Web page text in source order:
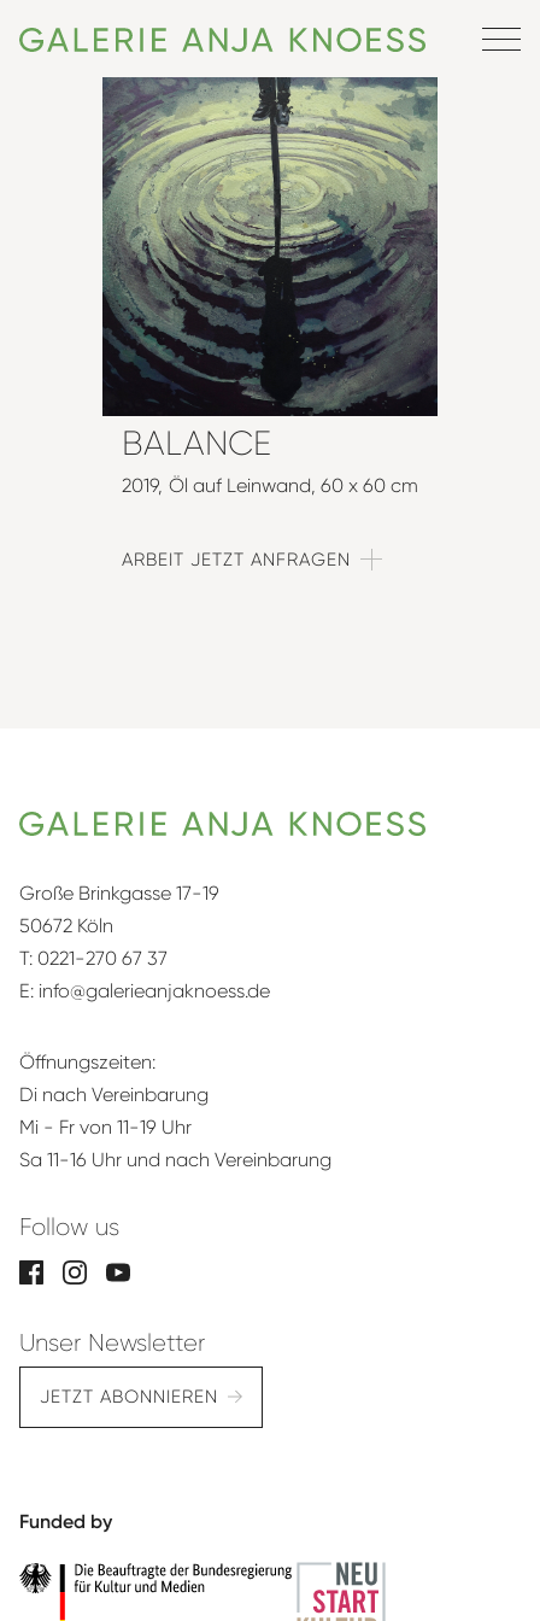
BALANCE
2019 Öl auf Leinwand 60 x 60 cm
ARBEIT JETZT ANFRAGEN
Große Brinkgasse 17-19
50672 Köln
T: 0221-270 67 37
E: info@galerieanjaknoess.de
Öffnungszeiten:
Di nach Vereinbarung
Mi - Fr von 11-19 Uhr
Sa 11-16 Uhr und nach Vereinbarung
Follow us
Unser Newsletter
JETZT ABONNIEREN
Funded by